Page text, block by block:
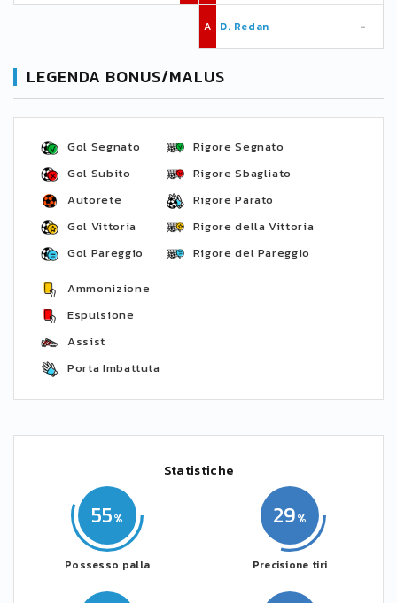
A D. Redan -
LEGENDA BONUS/MALUS
Gol Segnato
Gol Subito
Autorete
Gol Vittoria
Gol Pareggio
Rigore Segnato
Rigore Sbagliato
Rigore Parato
Rigore della Vittoria
Rigore del Pareggio
Ammonizione
Espulsione
Assist
Porta Imbattuta
Statistiche
55
Possesso palla
29
Precisione tiri